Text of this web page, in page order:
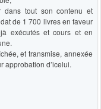
dans tout son contenu et
de 1 700 livres en faveur
exécutés et cours et en
et transmise, annexée
approbation d’icelui.